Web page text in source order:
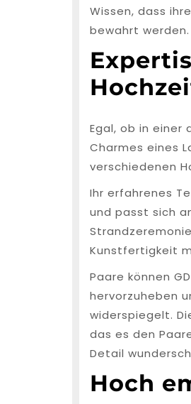
Wissen, dass
bewahrt werden.
Egal, ob in
Charmes eines
verschiedenen
Ihr erfahrenes
und passt sich
Kunstfertigkeit
Paare können
hervorzuheben
widerspiegelt.
das es den
Detail
Hoch